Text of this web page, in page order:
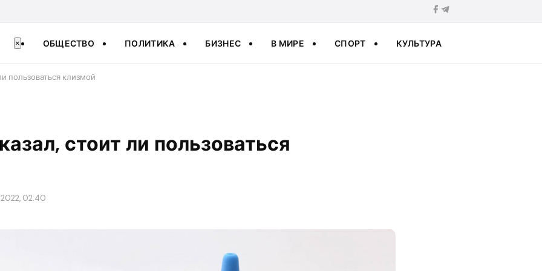
× ОБЩЕСТВО ПОЛИТИКА БИЗНЕС В МИРЕ СПОРТ КУЛЬТУРА
пользоваться клизмой
стоит ли пользоваться
02:40